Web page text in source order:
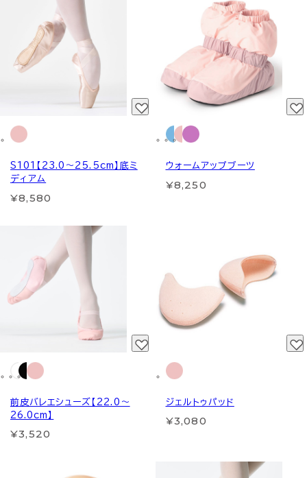
S101【23.0～25.5cm】底ミ
ディアム
¥8,580
ウォームアップブーツ
¥8,250
前皮バレエシューズ【22.0～
26.0cm】
¥3,520
ジェルトゥパッド
¥3,080